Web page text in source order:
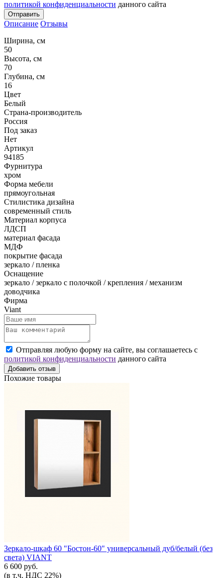
политикой конфиденциальности данного сайта
Отправить
Описание Отзывы
Ширина, см
50
Высота, см
70
Глубина, см
16
Цвет
Белый
Страна-производитель
Россия
Под заказ
Нет
Артикул
94185
Фурнитура
хром
Форма мебели
прямоугольная
Стилистика дизайна
современный стиль
Материал корпуса
ЛДСП
материал фасада
МДФ
покрытие фасада
зеркало / пленка
Оснащение
зеркало / зеркало с полочкой / крепления / механизм
доводчика
Фирма
Viant
Отправляя любую форму на сайте, вы соглашаетесь с
политикой конфиденциальности данного сайта
Добавить отзыв
Похожие товары
Зеркало-шкаф 60 "Бостон-60" универсальный дуб/белый (без
света) VIANT
6 600 руб.
(в т.ч. НДС 22%)